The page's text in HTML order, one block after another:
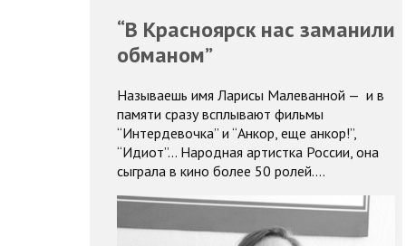
“В Красноярск нас заманили
обманом”
Называешь имя Ларисы Малеванной — и в
памяти сразу всплывают фильмы
“Интердевочка” и “Анкор, еще анкор!”,
“Идиот”... Народная артистка России, она
сыграла в кино более 50 ролей.…